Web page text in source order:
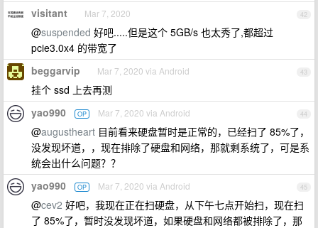
42
visitant Mar 7, 2020
@suspended 好吧.....但是这个 5GB/s 也太秀了,都超过
pcie3.0x4 的带宽了
43
beggarvip Mar 7, 2020 via Android
挂个 ssd 上去再测
44
yao990 OP Mar 7, 2020 via Android
@augustheart 目前看来硬盘暂时是正常的，已经扫了 85%了，
没发现坏道，，现在排除了硬盘和网络，那就剩系统了，可是系
统会出什么问题？？
45
yao990 OP Mar 7, 2020 via Android
@cev2 好吧，我现在正在扫硬盘，从下午七点开始扫，现在扫
了 85%了，暂时没发现坏道，如果硬盘和网络都被排除了，那